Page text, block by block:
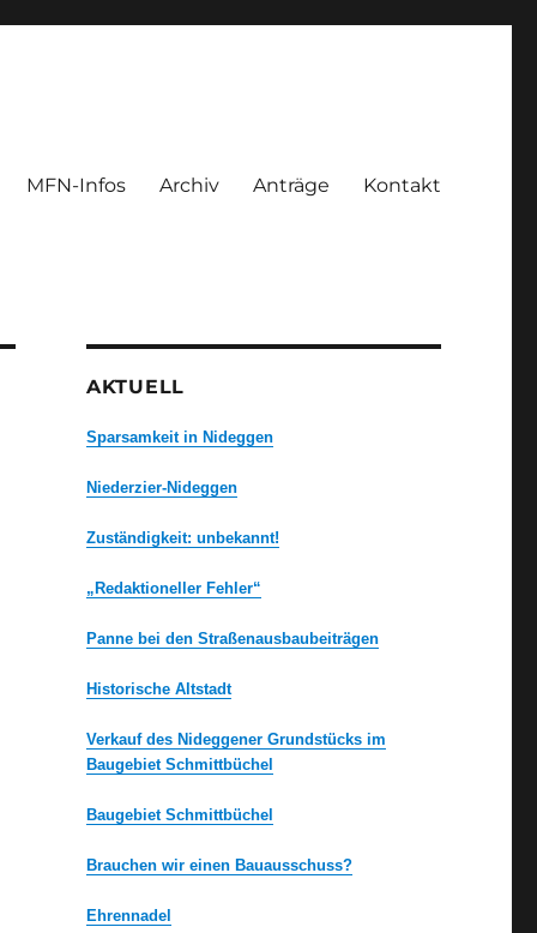
MFN-Infos Archiv Anträge Kontakt
AKTUELL
Sparsamkeit in Nideggen
Niederzier-Nideggen
Zuständigkeit: unbekannt!
„Redaktioneller Fehler“
Panne bei den Straßenausbaubeiträgen
Historische Altstadt
Verkauf des Nideggener Grundstücks im
Baugebiet Schmittbüchel
Baugebiet Schmittbüchel
Brauchen wir einen Bauausschuss?
Ehrennadel